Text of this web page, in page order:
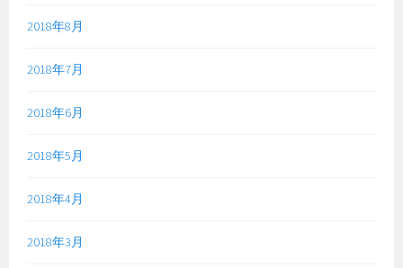
2018年8月
2018年7月
2018年6月
2018年5月
2018年4月
2018年3月